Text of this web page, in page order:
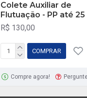
Colete Auxiliar de
Flutuação - PP até 25
R$ 130,00
COMPRAR
Compre agora!